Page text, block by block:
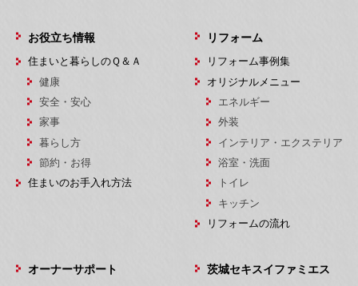
お役立ち情報
住まいと暮らしのＱ＆Ａ
健康
安全・安心
家事
暮らし方
節約・お得
住まいのお手入れ方法
リフォーム
リフォーム事例集
オリジナルメニュー
エネルギー
外装
インテリア・エクステリア
浴室・洗面
トイレ
キッチン
リフォームの流れ
オーナーサポート 茨城セキスイファミエス